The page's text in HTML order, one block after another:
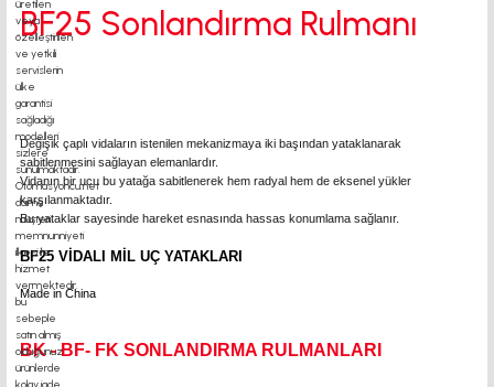
BF25 Sonlandırma Rulmanı
Değişik çaplı vidaların istenilen mekanizmaya iki başından yataklanarak
sabitlenmesini sağlayan elemanlardır.
Vidanın bir ucu bu yatağa sabitlenerek hem radyal hem de eksenel yükler
karşılanmaktadır.
Bu yataklar sayesinde hareket esnasında hassas konumlama sağlanır.
BF25 VİDALI MİL UÇ YATAKLARI
Made in China
BK - BF- FK SONLANDIRMA RULMANLARI